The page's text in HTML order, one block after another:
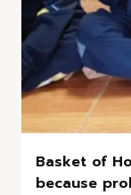
Basket of
because